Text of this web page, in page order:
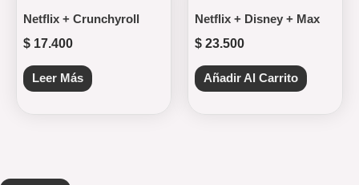
Netflix + Crunchyroll
$ 17.400
Leer Más
Netflix + Disney + Max
$ 23.500
Añadir Al Carrito